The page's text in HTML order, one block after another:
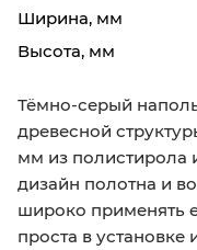
Ширина, мм
Высота, мм
Тёмно-серый
древесной
мм из полистирола
дизайн полотна и
широко применять
проста в установке